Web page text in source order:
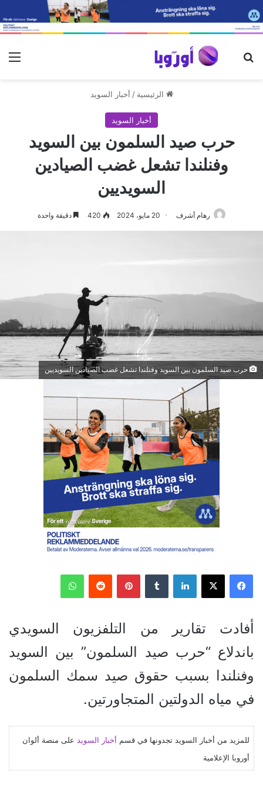
بحث عن
الرئيسية / أخبار السويد
أخبار السويد
حرب صيد السلمون بين السويد
وفنلندا تشعل غضب الصيادين
السويديين
رهام أشرف 20 مايو، 2024 420 دقيقة واحدة
حرب صيد السلمون بين السويد وفنلندا تشعل غضب الصيادين السويديين
فيسبوك لينكدإن بينتيريست
أفادت تقارير من التلفزيون السويدي
باندلاع “حرب صيد السلمون” بين السويد
وفنلندا بسبب حقوق صيد سمك السلمون
في مياه الدولتين المتجاورتين.
للمزيد من أخبار السويد تجدونها في قسم أخبار السويد على منصة ألوان
أوروبا الإعلامية